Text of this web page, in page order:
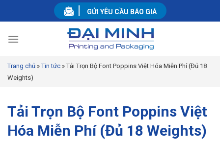
GỬI YÊU CẦU BÁO GIÁ
Trang chủ »Tin tức »Tải Trọn Bộ Font Poppins Việt Hóa Miễn Phí (Đủ 18
Weights)
Tải Trọn Bộ Font Poppins Việt
Hóa Miễn Phí (Đủ 18 Weights)